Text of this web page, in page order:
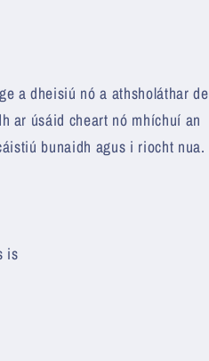
a dheisiú nó a athsholáthar de
ar úsáid cheart nó mhíchuí an
bunaidh agus i riocht nua.
is